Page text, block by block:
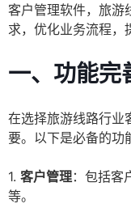
客户管理软件，旅游
求，优化业务流程，
一、功能完
在选择旅游线路行业
要。以下是必备的功
1. 客户管理：包括客
等。